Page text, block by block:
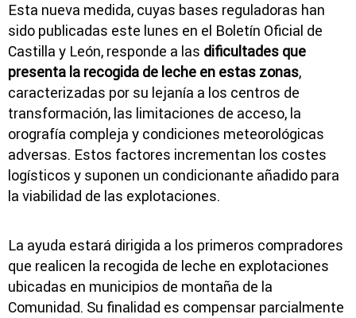
Esta nueva medida, cuyas bases reguladoras han
sido publicadas este lunes en el Boletín Oficial de
Castilla y León, responde a las dificultades que
presenta la recogida de leche en estas zonas,
caracterizadas por su lejanía a los centros de
transformación, las limitaciones de acceso, la
orografía compleja y condiciones meteorológicas
adversas. Estos factores incrementan los costes
logísticos y suponen un condicionante añadido para
la viabilidad de las explotaciones.
La ayuda estará dirigida a los primeros compradores
que realicen la recogida de leche en explotaciones
ubicadas en municipios de montaña de la
Comunidad. Su finalidad es compensar parcialmente